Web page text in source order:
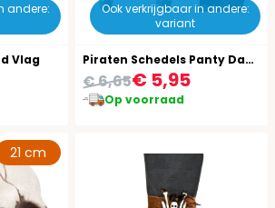
andere:
Vlag
Ook verkrijgbaar in andere:
variant
Piraten Schedels Panty Dames Halloween
€ 5,95
€ 6,65
Op voorraad
21 cm